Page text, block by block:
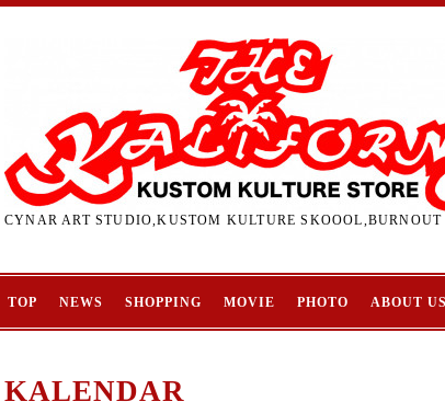
CYNAR ART STUDIO,KUSTOM KULTURE
TOP NEWS SHOPPING MOVIE PHOTO ABOUT US
KALENDAR